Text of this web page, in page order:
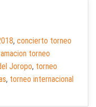
, concierto torneo
torneo
Joropo, torneo
, torneo internacional